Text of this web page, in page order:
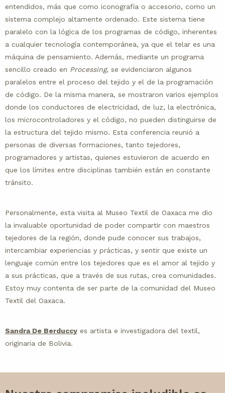
entendidos, más que como iconografía o accesorio, como un
sistema complejo altamente ordenado. Este sistema tiene
paralelo con la lógica de los programas de código, inherentes
a cualquier tecnología contemporánea, ya que el telar es una
máquina de pensamiento. Además, mediante un programa
sencillo creado en Processing, se evidenciaron algunos
paralelos entre el proceso del tejido y el de la programación
de código. De la misma manera, se mostraron varios ejemplos
donde los conductores de electricidad, de luz, la electrónica,
los microcontroladores y el código, no pueden distinguirse de
la estructura del tejido mismo. Esta conferencia reunió a
personas de diversas formaciones, tanto tejedores,
programadores y artistas, quienes estuvieron de acuerdo en
que los límites entre disciplinas también están en constante
tránsito.
Personalmente, esta visita al Museo Textil de Oaxaca me dio
la invaluable oportunidad de poder compartir con maestros
tejedores de la región, donde pude conocer sus trabajos,
intercambiar experiencias y prácticas, y sentir que existe un
lenguaje común entre los tejedores que es el amor al tejido y
a sus prácticas, que a través de sus rutas, crea comunidades.
Estoy muy contenta de ser parte de la comunidad del Museo
Textil del Oaxaca.
Sandra De Berduccy es artista e investigadora del textil,
originaria de Bolivia.